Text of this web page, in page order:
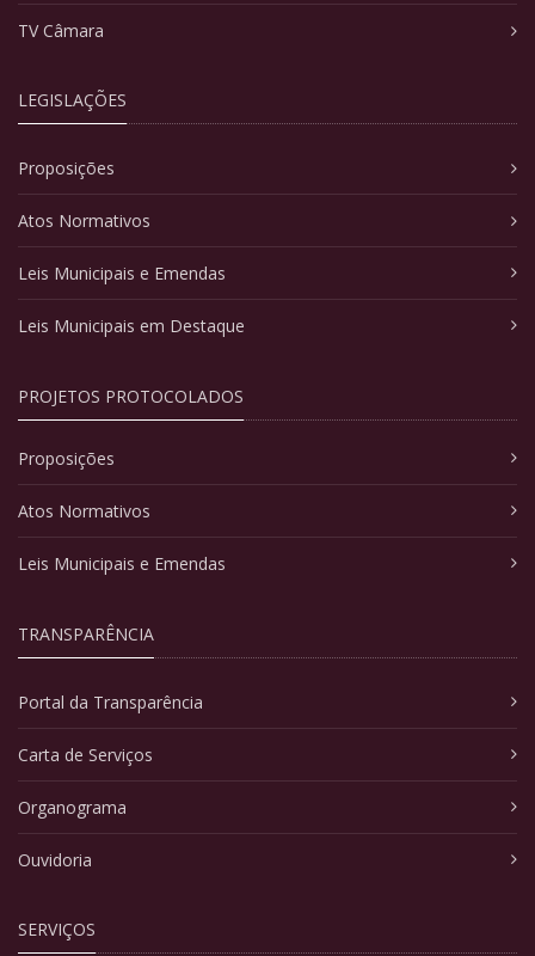
TV Câmara
LEGISLAÇÕES
Proposições
Atos Normativos
Leis Municipais e Emendas
Leis Municipais em Destaque
PROJETOS PROTOCOLADOS
Proposições
Atos Normativos
Leis Municipais e Emendas
TRANSPARÊNCIA
Portal da Transparência
Carta de Serviços
Organograma
Ouvidoria
SERVIÇOS